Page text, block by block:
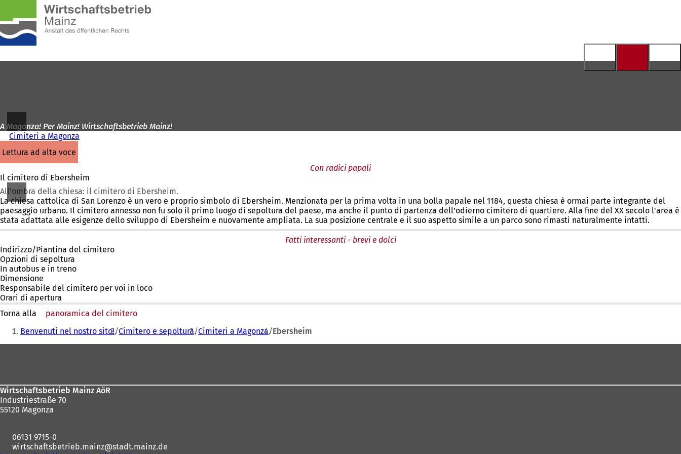
Vai al contenuto
iniziale
A Magonza! Per Mainz! Wirtschaftsbetrieb Mainz!
Cimiteri a Magonza
lettura ad alta voce
Con radici papali
Il cimitero di Ebersheim
All'ombra della chiesa: il cimitero di Ebersheim.
La chiesa cattolica di San Lorenzo è un vero e proprio simbolo di Ebersheim. Menzionata per la prima volta in una bolla papale nel 1184, questa chiesa è ormai parte integrante del
paesaggio urbano. Il cimitero annesso non fu solo il primo luogo di sepoltura del paese, ma anche il punto di partenza dell'odierno cimitero di quartiere. Alla fine del XX secolo l'area è
stata adattata alle esigenze dello sviluppo di Ebersheim e nuovamente ampliata. La sua posizione centrale e il suo aspetto simile a un parco sono rimasti naturalmente intatti.
Fatti interessanti - brevi e dolci
Indirizzo/Piantina del cimitero
Opzioni di sepoltura
In autobus e in treno
Dimensione
Responsabile del cimitero per voi in loco
Orari di apertura
Torna alla
panoramica del cimitero
Siete
qui:
Benvenuti nel nostro sito! Cimitero e sepoltura Cimiteri a Magonza Ebersheim
Wirtschaftsbetrieb Mainz AöR
Industriestraße 70
55120 Magonza
06131 9715-0
wirtschaftsbetrieb.mainz
stadt.mainz de